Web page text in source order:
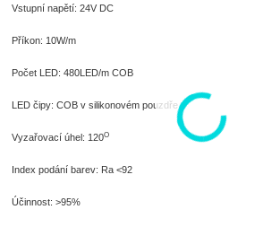
Vstupní napětí: 24V DC
Příkon: 10W/m
Počet LED: 480LED/m COB
LED čipy: COB v silikonovém pouzdře
Vyzařovací úhel: 120O
Index podání barev: Ra <92
Účinnost: >95%